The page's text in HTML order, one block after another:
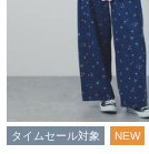
タイムセール対象 NEW